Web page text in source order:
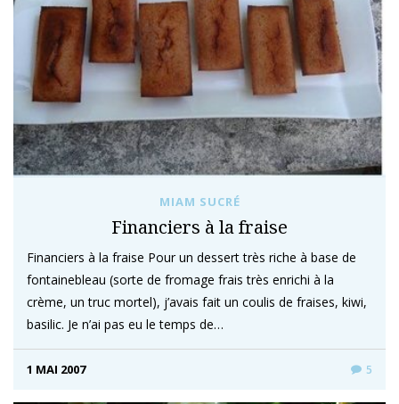
MIAM SUCRÉ
Financiers à la fraise
Financiers à la fraise Pour un dessert très riche à base de
fontainebleau (sorte de fromage frais très enrichi à la
crème, un truc mortel), j’avais fait un coulis de fraises, kiwi,
basilic. Je n’ai pas eu le temps de…
1 MAI 2007 5